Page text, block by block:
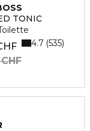
TONIC
4.7 535